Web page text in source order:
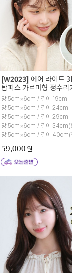
[W2023] 에어 라이트
탑피스 가르마형 정수리
망:5cm×6cm / 길이:19cm
망:5cm×6cm / 길이:24cm
망:5cm×6cm / 길이:29cm
망:5cm×6cm / 길이:34cm(
망:5cm×6cm / 길이:40cm(
59,000원